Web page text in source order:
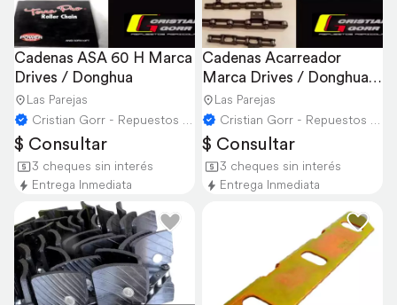
Cadenas ASA 60 H Marca
Drives / Donghua
Las Parejas
Cristian Gorr - Repuestos Agricolas
$ Consultar
3 cheques sin interés
Entrega Inmediata
Cadenas Acarreador
Marca Drives / Donghua /
Esmoca
Las Parejas
Cristian Gorr - Repuestos Agricolas
$ Consultar
3 cheques sin interés
Entrega Inmediata